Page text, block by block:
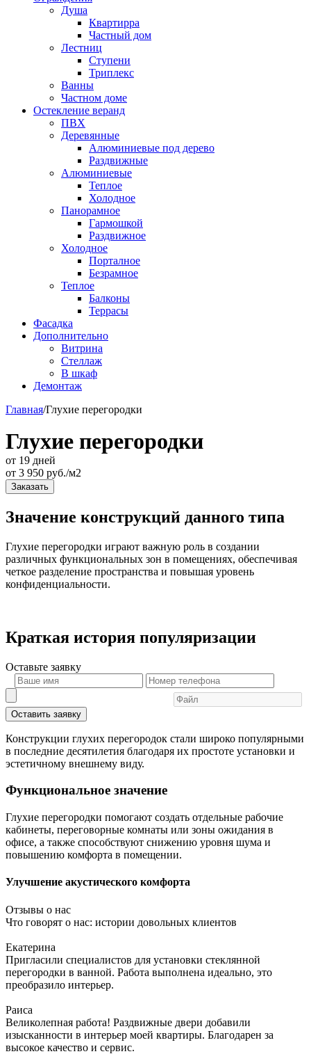
Душа
Квартирра
Частный дом
Лестниц
Ступени
Триплекс
Ванны
Частном доме
Остекление веранд
ПВХ
Деревянные
Алюминиевые под дерево
Раздвижные
Алюминиевые
Теплое
Холодное
Панорамное
Гармошкой
Раздвижное
Холодное
Порталное
Безрамное
Теплое
Балконы
Террасы
Фасадка
Дополнительно
Витрина
Стеллаж
В шкаф
Демонтаж
Главная/Глухие перегородки
Глухие перегородки
от 19 дней
от 3 950 руб./м2
Заказать
Значение конструкций данного типа
Глухие перегородки играют важную роль в создании
различных функциональных зон в помещениях, обеспечивая
четкое разделение пространства и повышая уровень
конфиденциальности.
Краткая история популяризации
Оставьте заявку
Оставить заявку
Конструкции глухих перегородок стали широко популярными
в последние десятилетия благодаря их простоте установки и
эстетичному внешнему виду.
Функциональное значение
Глухие перегородки помогают создать отдельные рабочие
кабинеты, переговорные комнаты или зоны ожидания в
офисе, а также способствуют снижению уровня шума и
повышению комфорта в помещении.
Улучшение акустического комфорта
Отзывы о нас
Что говорят о нас: истории довольных клиентов
Екатерина
Пригласили специалистов для установки стеклянной
перегородки в ванной. Работа выполнена идеально, это
преобразило интерьер.
Раиса
Великолепная работа! Раздвижные двери добавили
изысканности в интерьер моей квартиры. Благодарен за
высокое качество и сервис.